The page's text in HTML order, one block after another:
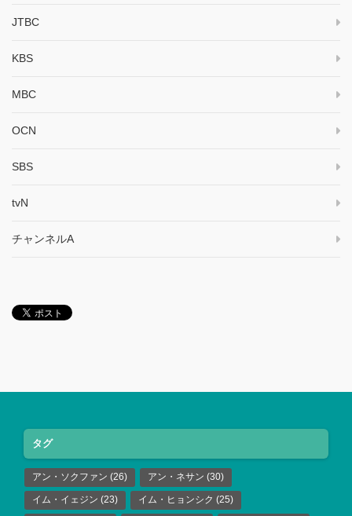
JTBC
KBS
MBC
OCN
SBS
tvN
チャンネルA
タグ
アン・ソクファン (26) アン・ネサン (30)
イム・イェジン (23) イム・ヒョンシク (25)